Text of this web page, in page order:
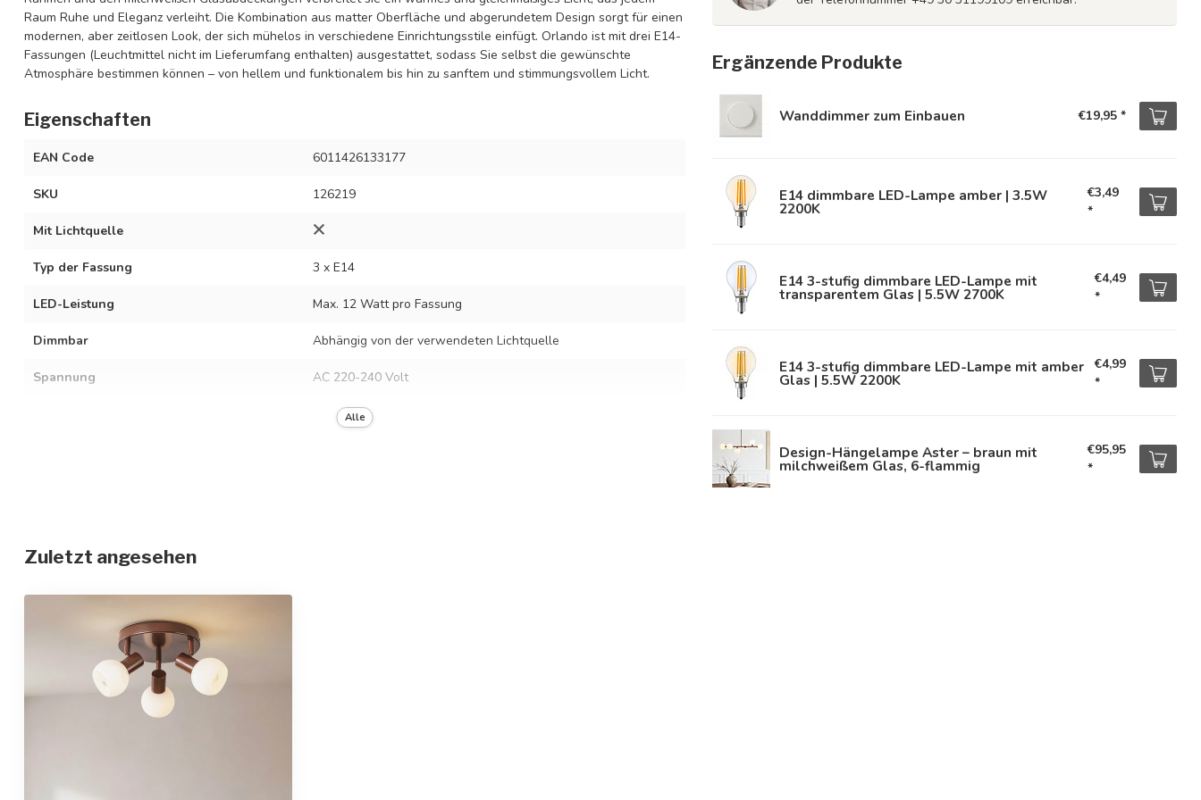
Raum Ruhe und Eleganz verleiht. Die Kombination aus matter Oberfläche und abgerundetem Design sorgt für einen
modernen, aber zeitlosen Look, der sich mühelos in verschiedene Einrichtungsstile einfügt. Orlando ist mit drei E14-
Fassungen (Leuchtmittel nicht im Lieferumfang enthalten) ausgestattet, sodass Sie selbst die gewünschte
Atmosphäre bestimmen können – von hellem und funktionalem bis hin zu sanftem und stimmungsvollem Licht.
Eigenschaften
EAN Code 6011426133177
SKU 126219
Mit Lichtquelle
Typ der Fassung 3 x E14
LED-Leistung Max. 12 Watt pro Fassung
Dimmbar Abhängig von der verwendeten Lichtquelle
Spannung AC 220-240 Volt
50/60 Hz
Schutzgrad
Schutzklasse
Alle
Ergänzende Produkte
Wanddimmer zum Einbauen €19,95 *
E14 dimmbare LED-Lampe amber | 3.5W
2200K
€3,49
*
E14 3-stufig dimmbare LED-Lampe mit
transparentem Glas | 5.5W 2700K
€4,49
*
E14 3-stufig dimmbare LED-Lampe mit amber
Glas | 5.5W 2200K
€4,99
*
Design-Hängelampe Aster – braun mit
milchweißem Glas, 6-flammig
€95,95
*
Zuletzt angesehen